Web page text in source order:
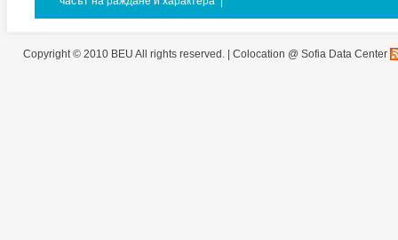
Copyright © 2010 BEU All rights reserved. | Colocation @ Sofia Data Center